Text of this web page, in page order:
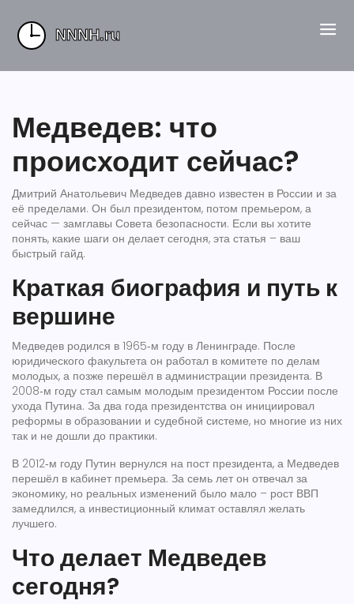
Медведев: что
происходит сейчас?
Дмитрий Анатольевич Медведев давно известен в России и за
её пределами. Он был президентом, потом премьером, а
сейчас — замглавы Совета безопасности. Если вы хотите
понять, какие шаги он делает сегодня, эта статья – ваш
быстрый гайд.
Краткая биография и путь к
вершине
Медведев родился в 1965‑м году в Ленинграде. После
юридического факультета он работал в комитете по делам
молодых, а позже перешёл в администрации президента. В
2008‑м году стал самым молодым президентом России после
ухода Путина. За два года президентства он инициировал
реформы в образовании и судебной системе, но многие из них
так и не дошли до практики.
В 2012‑м году Путин вернулся на пост президента, а Медведев
перешёл в кабинет премьера. За семь лет он отвечал за
экономику, но реальных изменений было мало – рост ВВП
замедлился, а инвестиционный климат оставлял желать
лучшего.
Что делает Медведев
сегодня?